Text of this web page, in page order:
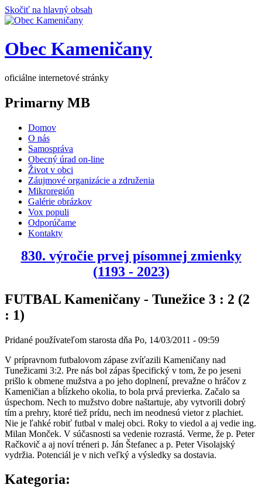
Skočiť na hlavný obsah
Obec Kameničany
oficiálne internetové stránky
Primarny MB
Domov
O nás
Samospráva
Obecný úrad on-line
Život v obci
Záujmové organizácie a združenia
Mikroregión
Galérie obrázkov
Vox populi
Odporúčame
Kontakty
830. výročie prvej písomnej zmienky
(1193 - 2023)
FUTBAL Kameničany - Tunežice 3 : 2 (2
: 1)
Pridané používateľom starosta dňa Po, 14/03/2011 - 09:59
V prípravnom futbalovom zápase zvíťazili Kameničany nad
Tunežicami 3:2. Pre nás bol zápas špecifický v tom, že po jeseni
prišlo k obmene mužstva a po jeho doplnení, prevažne o hráčov z
Kameničian a bĺízkeho okolia, to bola prvá previerka. Začalo sa
úspechom. Nech to mužstvo dobre naštartuje, aby vytvorili dobrý
tím a prehry, ktoré tiež prídu, nech im neodnesú vietor z plachiet.
Nie je ľahké robiť futbal v malej obci. Roky to viedol a aj vedie ing.
Milan Monček. V súčasnosti sa vedenie rozrastá. Verme, že p. Peter
Račkovič a aj noví tréneri p. Ján Štefanec a p. Peter Visolajský
vydržia. Potenciál je v nich veľký a výsledky sa dostavia.
Kategoria: